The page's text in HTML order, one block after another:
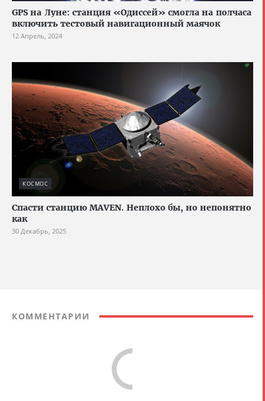
GPS на Луне: станция «Одиссей» смогла на полчаса
включить тестовый навигационный маячок
12 Апрель, 2024
КОСМОС
Спасти станцию MAVEN. Неплохо бы, но непонятно
как
30 Декабрь, 2025
КОММЕНТАРИИ